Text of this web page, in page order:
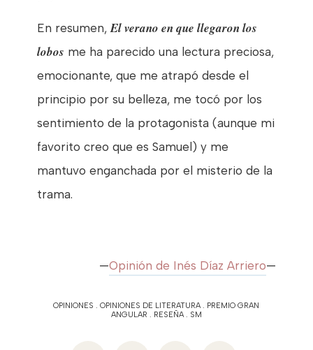
En resumen,El verano en que llegaron los
lobos me ha parecido una lectura preciosa,
emocionante, que me atrapó desde el
principio por su belleza, me tocó por los
sentimiento de la protagonista (aunque mi
favorito creo que es Samuel) y me
mantuvo enganchada por el misterio de la
trama.
—Opinión de Inés Díaz Arriero—
OPINIONES .OPINIONES DE LITERATURA. PREMIO GRAN
ANGULAR . RESEÑA. SM